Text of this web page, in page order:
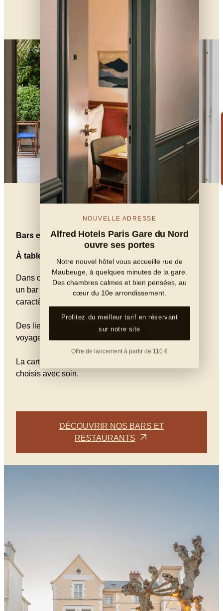
Bars et restaurants
À table !
Dans chaque Alfred Hôtels, nous proposons
un bar ou un restaurant avec son propre
caractère.
Des lieux simples et accueillants, où
voyageurs et voisins se sentent à l'aise.
La carte est courte, faite avec des produits
choisis avec soin.
DÉCOUVRIR NOS BARS ET
RESTAURANTS
NOUVELLE ADRESSE
Alfred Hotels Paris Gare du Nord
ouvre ses portes
Notre nouvel hôtel vous accueille rue de
Maubeuge, à quelques minutes de la gare.
Des chambres calmes et bien pensées, au
cœur du 10e arrondissement.
Profitez du meilleur tarif en réservant
sur notre site
Offre de lancement à partir de 110 €